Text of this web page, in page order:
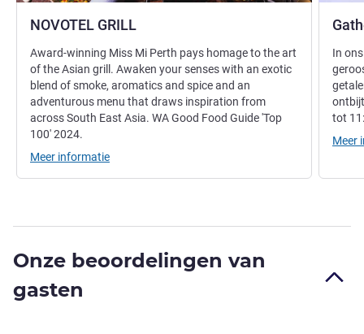
NOVOTEL GRILL
Award-winning Miss Mi Perth pays homage to the art
of the Asian grill. Awaken your senses with an exotic
blend of smoke, aromatics and spice and an
adventurous menu that draws inspiration from
across South East Asia. WA Good Food Guide 'Top
100' 2024.
Meer informatie
In
tot
Meer
Onze beoordelingen van
gasten